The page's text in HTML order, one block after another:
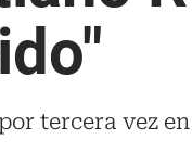
tercera vez